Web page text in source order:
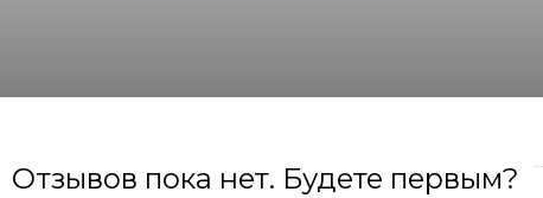
Отзывов пока нет. Будете первым?